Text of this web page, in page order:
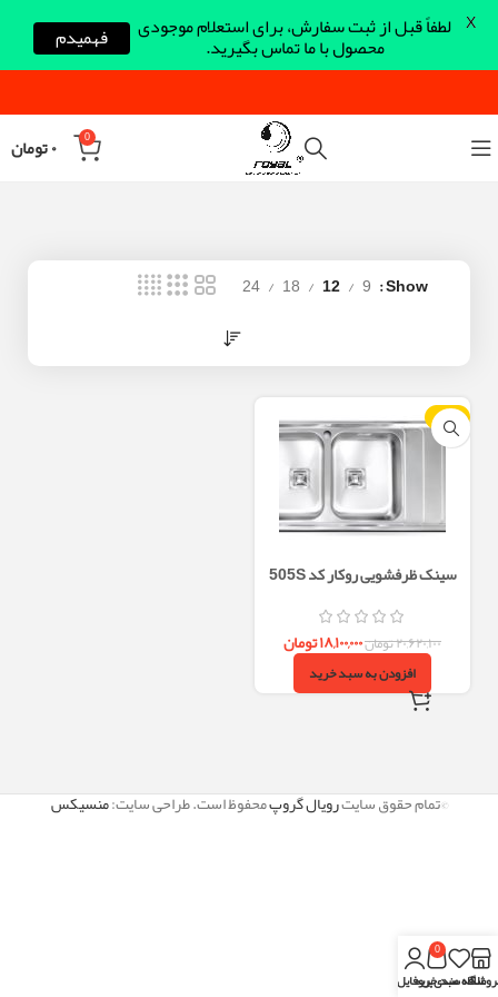
0 ۰تومان
Show
9
12
18
24
-12%
سینک ظرفشویی روکار کد 505S
۲۰,۶۲۰,۱۰۰تومان۱۸,۱۰۰,۰۰۰تومان
افزودن به سبد خرید
©تمام حقوق سایترویال گروپمحفوظ است. طراحی سایت:منسیکس
لطفاً قبل از ثبت سفارش، برای استعلام موجودی
محصول با ما تماس بگیرید. فهمیدم X
علاقه مندی
0
سبد خریدپروفایل